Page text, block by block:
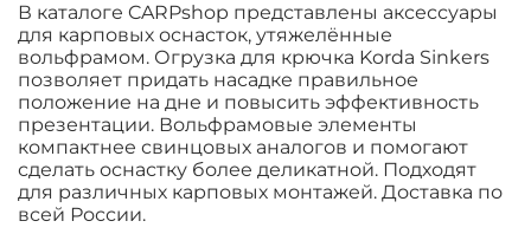
В каталоге CARPshop представлены аксессуары
для карповых оснасток, утяжелённые
вольфрамом. Огрузка для крючка Korda Sinkers
позволяет придать насадке правильное
положение на дне и повысить эффективность
презентации. Вольфрамовые элементы
компактнее свинцовых аналогов и помогают
сделать оснастку более деликатной. Подходят
для различных карповых монтажей. Доставка по
всей России.